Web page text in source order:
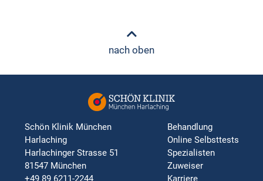
nach oben
Schön Klinik München
Harlaching
Harlachinger Strasse 51
81547 München
+49 89 6211-2244
Behandlung
Online Selbsttests
Spezialisten
Zuweiser
Karriere